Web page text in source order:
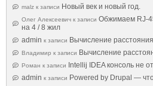
malz к записи Новый век и новый год.
Олег Алексеевич к записи Обжимаем RJ-
на 4 / 8 жил
admin к записи Вычисление
Владимир к записи Вычисление
Роман к записи
Intellij IDEA консоль не
admin к записи Powered by Drupal —